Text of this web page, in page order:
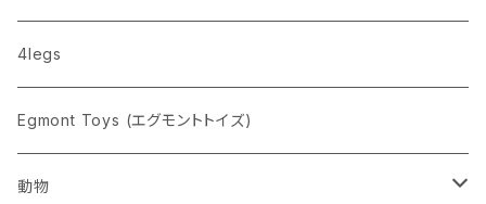
nahe
pppppins（ピーーーーンズ）
4legs
Egmont Toys (エグモントトイズ)
動物